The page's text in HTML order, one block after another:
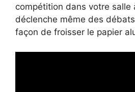
compétition dans votre salle
déclenche même des
façon de froisser le papier